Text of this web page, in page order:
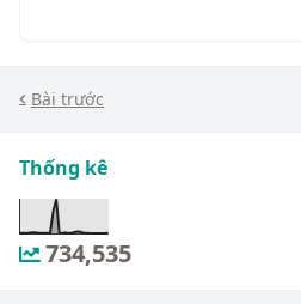
Bài trước
Thống kê
734,535